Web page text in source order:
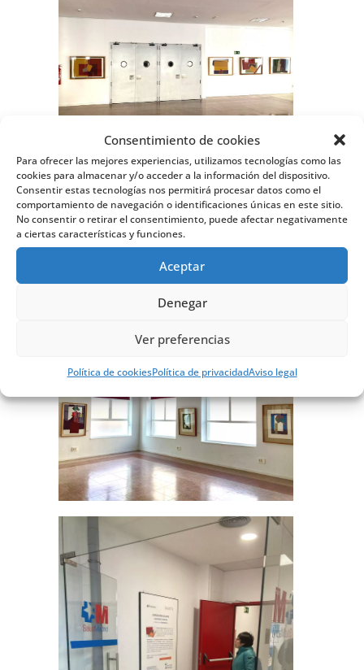
Consentimiento de cookies
Para ofrecer las mejores experiencias, utilizamos tecnologías como las
cookies para almacenar y/o acceder a la información del dispositivo.
Consentir estas tecnologías nos permitirá procesar datos como el
comportamiento de navegación o identificaciones únicas en este sitio.
No consentir o retirar el consentimiento, puede afectar negativamente
a ciertas características y funciones.
Aceptar
Denegar
Ver preferencias
Política de cookiesPolítica de privacidadAviso legal
Apúntate a nuestra
newsletter
Apúntate a nuestra newsletter para
estar informado de nuestras noticias y
novedades, así como de nuevas
exposiciones y actividades de la
Fundación [H]ARTE.